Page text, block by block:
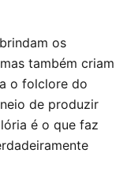
os
também criam
o folclore do
de produzir
é o que faz